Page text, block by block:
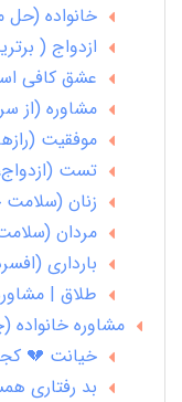
خانواده (حل
ازدواج (
عشق کافی
مشاوره (از
موفقیت
تست
زنان
مردان
بارداری
طلاق |
مشاوره خانواده
خیانت 💔
بد رفتاری